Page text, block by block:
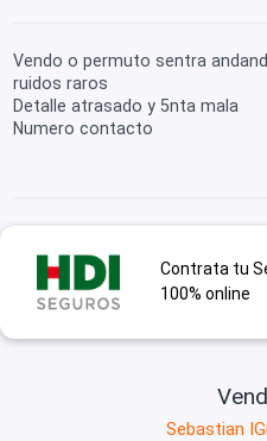
Vendo o permuto sentra
ruidos raros
Detalle atrasado y 5nta mala
Numero contacto
Contrata tu
100% online
Sebastian